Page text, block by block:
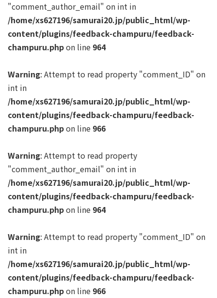
"comment_author_email" on int in
/home/xs627196/samurai20.jp/public_html/wp-
content/plugins/feedback-champuru/feedback-
champuru.phpon line 964
Warning: Attempt to read property "comment_ID" on
int in
/home/xs627196/samurai20.jp/public_html/wp-
content/plugins/feedback-champuru/feedback-
champuru.phpon line 966
Warning: Attempt to read property
"comment_author_email" on int in
/home/xs627196/samurai20.jp/public_html/wp-
content/plugins/feedback-champuru/feedback-
champuru.phpon line 964
Warning: Attempt to read property "comment_ID" on
int in
/home/xs627196/samurai20.jp/public_html/wp-
content/plugins/feedback-champuru/feedback-
champuru.phpon line 966